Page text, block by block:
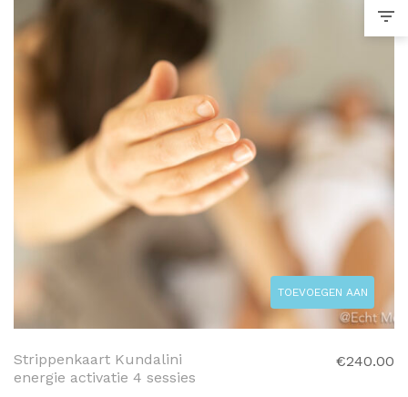
TOEVOEGEN AAN
WINKELWAGEN
Strippenkaart Kundalini
energie activatie 4 sessies
€240.00